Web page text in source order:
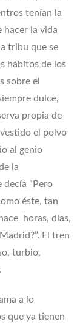
tenían la
hacer la vida
tribu que se
hábitos de los
sobre el
dulce,
propia de
el polvo
al genio
la
decía “Pero
éste, tan
horas, días,
El tren
turbio,
a lo
que ya tienen